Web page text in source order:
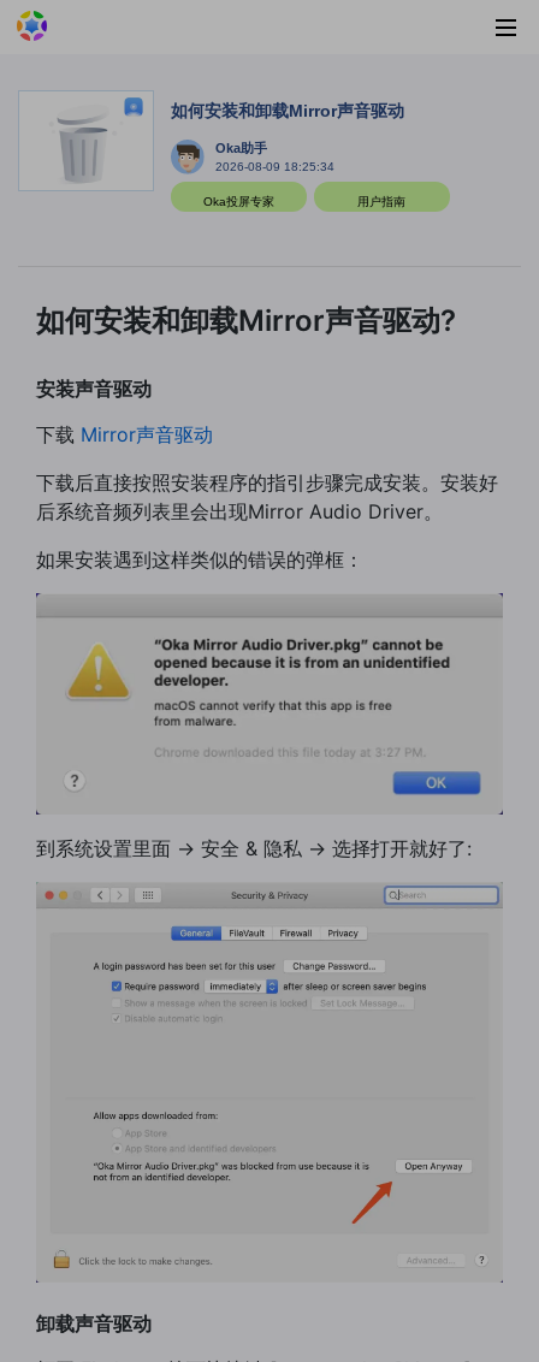
如何安装和卸载Mirror声音驱动
Oka助手
2026-08-09 18:25:34
Oka投屏专家 用户指南
如何安装和卸载Mirror声音驱动?
安装声音驱动
下载 Mirror声音驱动
下载后直接按照安装程序的指引步骤完成安装。安装好
后系统音频列表里会出现Mirror Audio Driver。
如果安装遇到这样类似的错误的弹框：
到系统设置里面 -> 安全 & 隐私 -> 选择打开就好了:
卸载声音驱动